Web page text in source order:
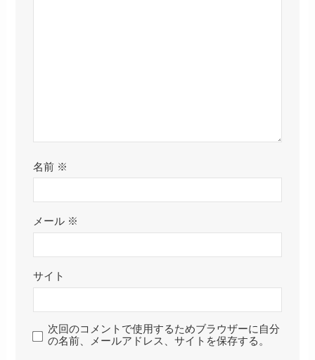
名前 ※
メール ※
サイト
次回のコメントで使用するためブラウザーに自分
の名前、メールアドレス、サイトを保存する。